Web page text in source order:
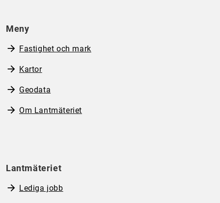
Meny
Fastighet och mark
Kartor
Geodata
Om Lantmäteriet
Lantmäteriet
Lediga jobb